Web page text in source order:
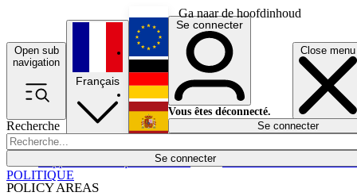
Ga naar de hoofdinhoud
Open sub
navigation
Close menu
Recherche
Se connecter
POLICY AREAS
Économie
Français
English
Deutsch
Español
Se connecter
Vous êtes déconnecté.
Se connecter
POLITIQUE